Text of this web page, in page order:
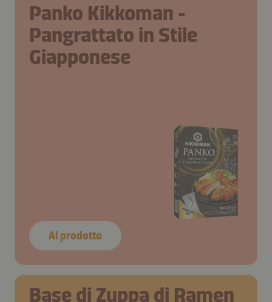
Panko Kikkoman -
Pangrattato in Stile
Giapponese
Al prodotto
Base di Zuppa di Ramen